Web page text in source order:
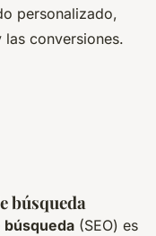
personalizado,
las conversiones.
búsqueda
(SEO) es